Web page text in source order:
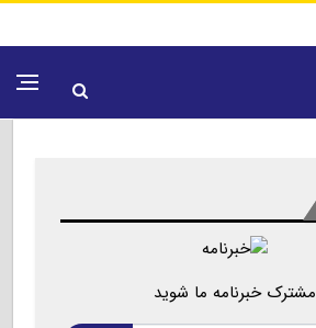
مشترک خبرنامه ما شوید